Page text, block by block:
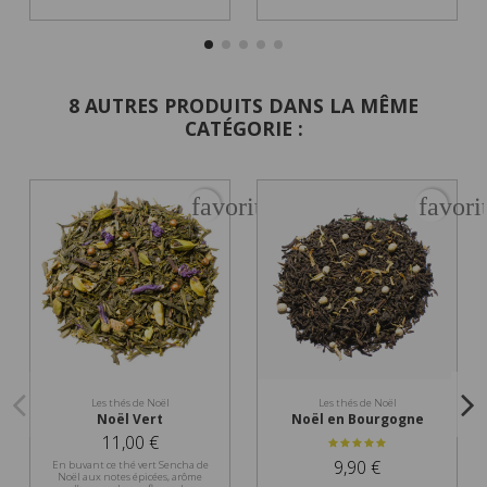
8 AUTRES PRODUITS DANS LA MÊME
CATÉGORIE :
favorite_border
Les thés de Noël
Noël Vert
11,00 €
En buvant ce thé vert Sencha de
Noël aux notes épicées, arôme
Les thés de Noël
Noël en Bourgogne
9,90 €